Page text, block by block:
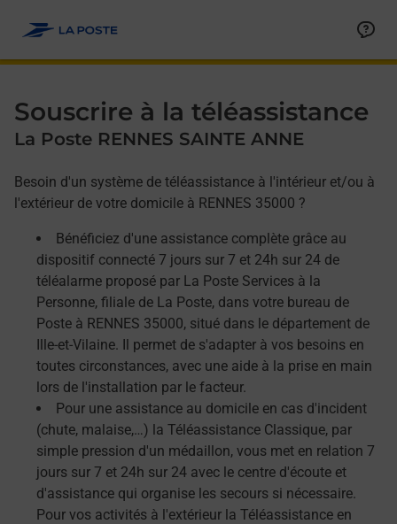
Souscrire à la téléassistance
La Poste RENNES SAINTE ANNE
Besoin d'un système de téléassistance à l'intérieur et/ou à
l'extérieur de votre domicile à RENNES 35000 ?
Bénéficiez d'une assistance complète grâce au
dispositif connecté 7 jours sur 7 et 24h sur 24 de
téléalarme proposé par La Poste Services à la
Personne, filiale de La Poste, dans votre bureau de
Poste à RENNES 35000, situé dans le département de
Ille-et-Vilaine. Il permet de s'adapter à vos besoins en
toutes circonstances, avec une aide à la prise en main
lors de l'installation par le facteur.
Pour une assistance au domicile en cas d'incident
(chute, malaise,…) la Téléassistance Classique, par
simple pression d'un médaillon, vous met en relation 7
jours sur 7 et 24h sur 24 avec le centre d'écoute et
d'assistance qui organise les secours si nécessaire.
Pour vos activités à l'extérieur la Téléassistance en